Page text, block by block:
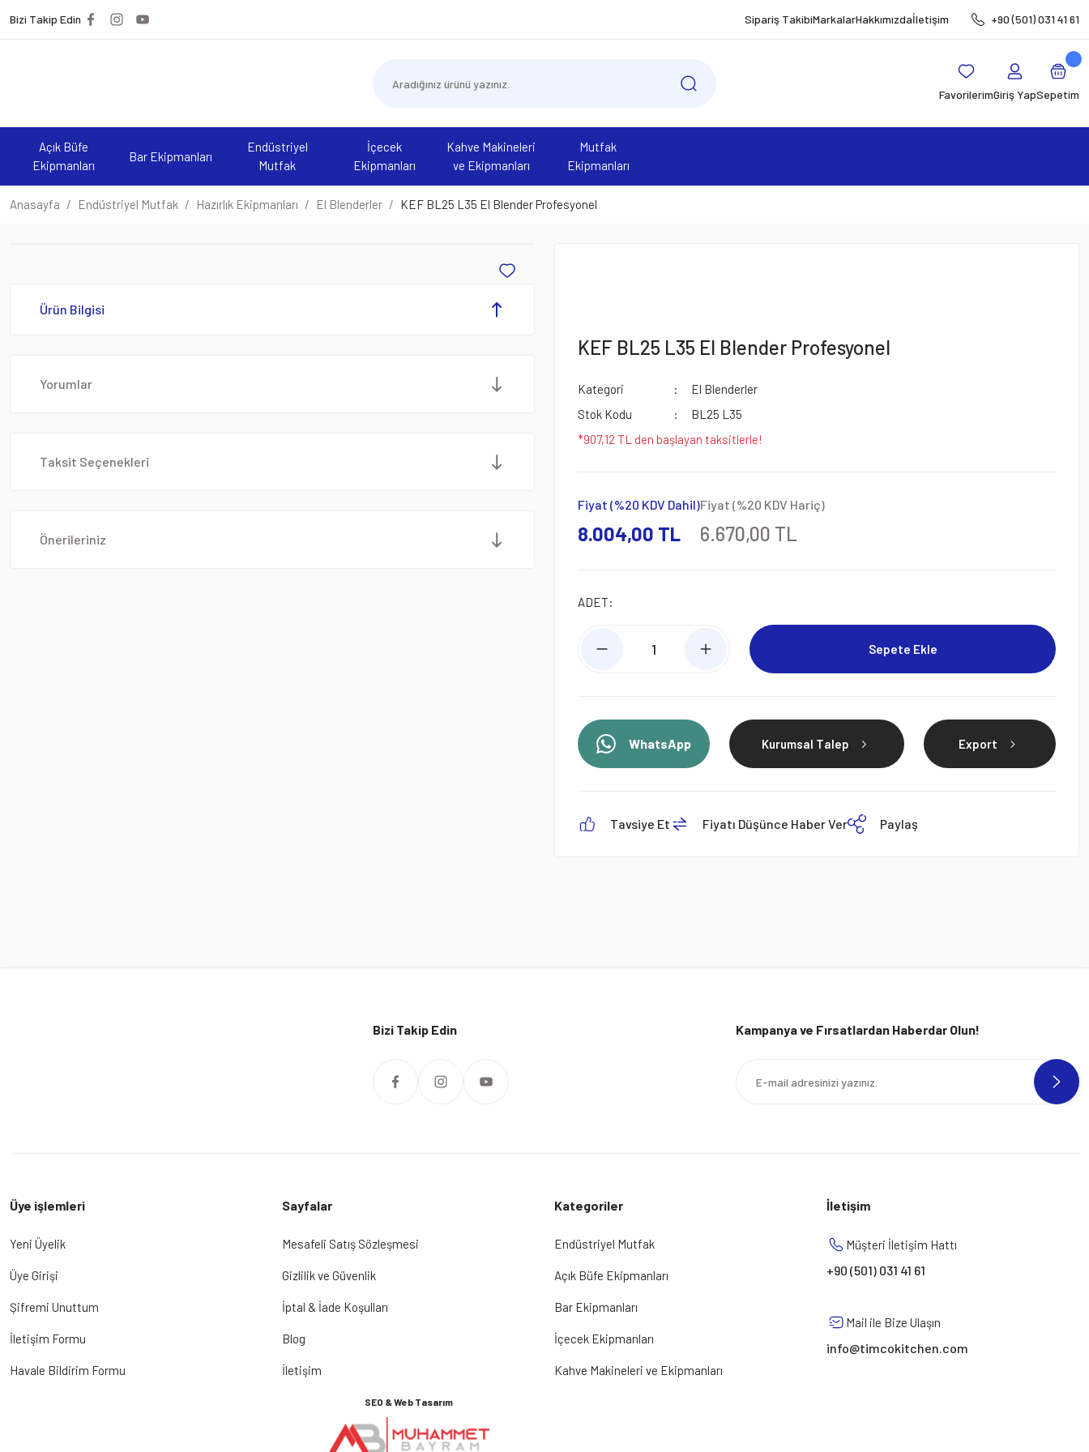
Bizi Takip Edin Sipariş TakibiMarkalarHakkımızdaİletişim +90 (501) 031 41 61
FavorilerimGiriş YapSepetim
Açık Büfe
Ekipmanları
Bar Ekipmanları
Endüstriyel
Mutfak
İçecek
Ekipmanları
Kahve Makineleri
ve Ekipmanları
Mutfak
Ekipmanları
Anasayfa Endüstriyel Mutfak Hazırlık Ekipmanları El Blenderler KEF BL25 L35 El Blender Profesyonel
Ürün Bilgisi
Yorumlar
Taksit Seçenekleri
Önerileriniz
KEF BL25 L35 El Blender Profesyonel
Kategori
El Blenderler
Stok Kodu
BL25 L35
*907,12 TL den başlayan taksitlerle!
Fiyat (%20 KDV Dahil)
8.004,00 TL
Fiyat (%20 KDV Hariç)
6.670,00 TL
ADET:
Sepete Ekle
WhatsApp Kurumsal Talep Export
Tavsiye Et Fiyatı Düşünce Haber Ver Paylaş
Bizi Takip Edin Kampanya ve Fırsatlardan Haberdar Olun!
Üye işlemleri
Yeni Üyelik
Üye Girişi
Şifremi Unuttum
İletişim Formu
Havale Bildirim Formu
Sayfalar
Mesafeli Satış Sözleşmesi
Gizlilik ve Güvenlik
İptal & İade Koşulları
Blog
İletişim
Kategoriler
Endüstriyel Mutfak
Açık Büfe Ekipmanları
Bar Ekipmanları
İçecek Ekipmanları
Kahve Makineleri ve Ekipmanları
SEO & Web Tasarım
İletişim
Müşteri İletişim Hattı
+90 (501) 031 41 61
Mail ile Bize Ulaşın
info@timcokitchen.com